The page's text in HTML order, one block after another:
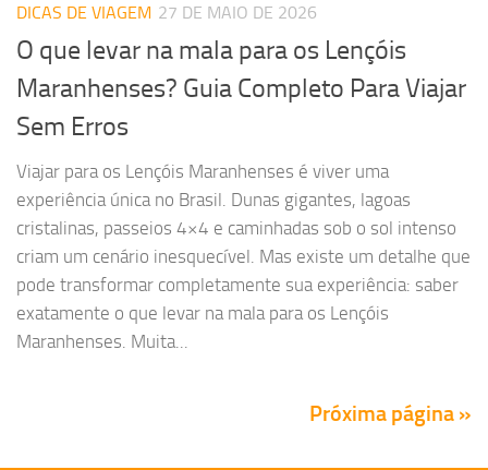
DICAS DE VIAGEM 27 DE MAIO DE 2026
O que levar na mala para os Lençóis
Maranhenses? Guia Completo Para Viajar
Sem Erros
Viajar para os Lençóis Maranhenses é viver uma
experiência única no Brasil. Dunas gigantes, lagoas
cristalinas, passeios 4×4 e caminhadas sob o sol intenso
criam um cenário inesquecível. Mas existe um detalhe que
pode transformar completamente sua experiência: saber
exatamente o que levar na mala para os Lençóis
Maranhenses. Muita...
Próxima página »